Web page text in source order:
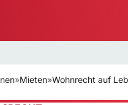
»Mieten»Wohnrecht auf